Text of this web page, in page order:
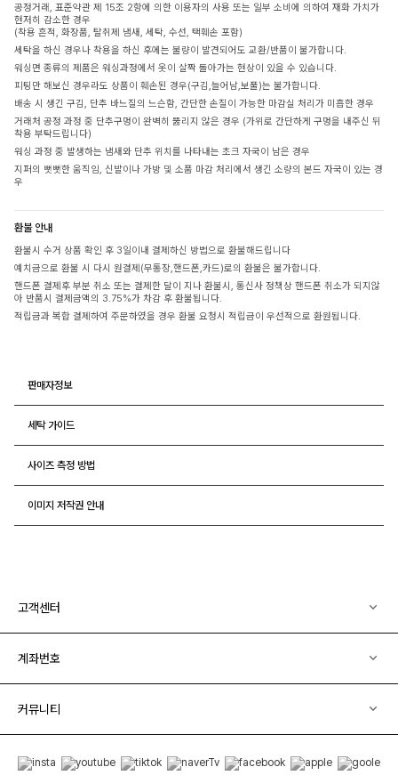
공정거래, 표준약관 제 15조 2항에 의한 이용자의 사용 또는 일부 소비에 의하여 재화 가치가
현저히 감소한 경우
(착용 흔적, 화장품, 탈취제 냄새, 세탁, 수선, 택훼손 포함)
세탁을 하신 경우나 착용을 하신 후에는 불량이 발견되어도 교환/반품이 불가합니다.
워싱면 종류의 제품은 워싱과정에서 옷이 살짝 돌아가는 현상이 있을 수 있습니다.
피팅만 해보신 경우라도 상품이 훼손된 경우(구김,늘어남,보풀)는 불가합니다.
배송 시 생긴 구김, 단추 바느질의 느슨함, 간단한 손질이 가능한 마감실 처리가 미흡한 경우
거래처 공정 과정 중 단추구멍이 완벽히 뚫리지 않은 경우 (가위로 간단하게 구멍을 내주신 뒤
착용 부탁드립니다)
워싱 과정 중 발생하는 냄새와 단추 위치를 나타내는 초크 자국이 남은 경우
지퍼의 뻣뻣한 움직임, 신발이나 가방 및 소품 마감 처리에서 생긴 소량의 본드 자국이 있는 경
우
환불 안내
환불시 수거 상품 확인 후 3일이내 결제하신 방법으로 환불해드립니다
예치금으로 환불 시 다시 원결제(무통장,핸드폰,카드)로의 환불은 불가합니다.
핸드폰 결제후 부분 취소 또는 결제한 달이 지나 환불시, 통신사 정책상 핸드폰 취소가 되지않
아 반품시 결제금액의 3.75%가 차감 후 환불됩니다.
적립금과 복합 결제하여 주문하였을 경우 환불 요청시 적립금이 우선적으로 환원됩니다.
판매자정보
세탁 가이드
사이즈 측정 방법
이미지 저작권 안내
고객센터
계좌번호
커뮤니티